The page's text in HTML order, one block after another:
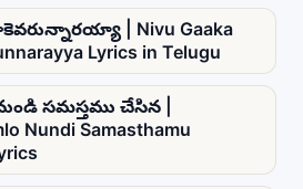
| Nivu Gaaka
Lyrics in Telugu
సమస్తము చేసిన |
Nundi Samasthamu